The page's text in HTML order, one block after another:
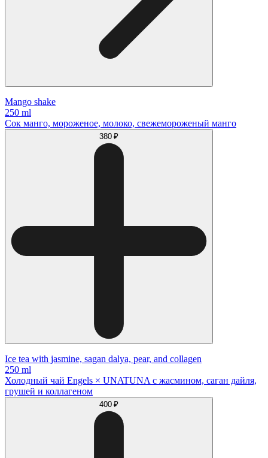
Mango shake
250 ml
Сок манго, мороженое, молоко, свежемороженый манго
380 ₽
Ice tea with jasmine, sagan dalya, pear, and collagen
250 ml
Холодный чай Engels × UNATUNA с жасмином, саган дайля,
грушей и коллагеном
400 ₽